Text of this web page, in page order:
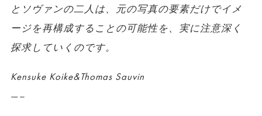
とソヴァンの二人は、元の写真の要素だけでイメ
ージを再構成することの可能性を、実に注意深く
探求していくのです。
Kensuke Koike&Thomas Sauvin
—–